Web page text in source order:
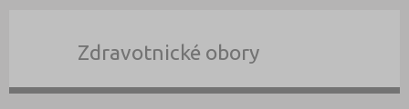
Zdravotnické obory